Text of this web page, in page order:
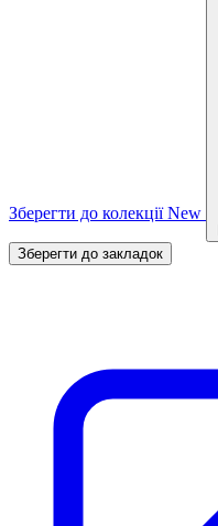
Зберегти до колекції New
Зберегти до закладок